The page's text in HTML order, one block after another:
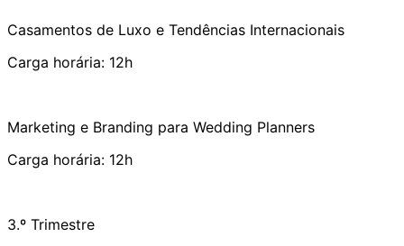
Casamentos de Luxo e Tendências Internacionais
Carga horária: 12h
Marketing e Branding para Wedding Planners
Carga horária: 12h
3.º Trimestre